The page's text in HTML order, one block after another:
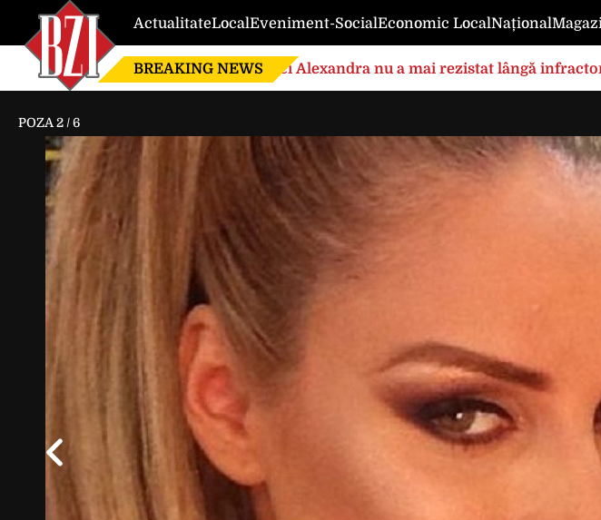
ActualitateLocalEveniment-SocialEconomic LocalNațional
BREAKING NEWS Nici Alexandra nu a mai rezistat lângă
de căsnicie
POZA 2 /6